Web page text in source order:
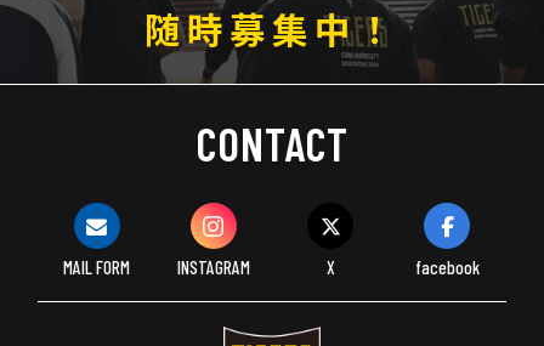
随時募集中！
CONTACT
MAIL FORM INSTAGRAM X facebook